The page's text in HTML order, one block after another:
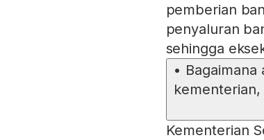
pemberian
penyaluran
sehingga
•
Kementerian